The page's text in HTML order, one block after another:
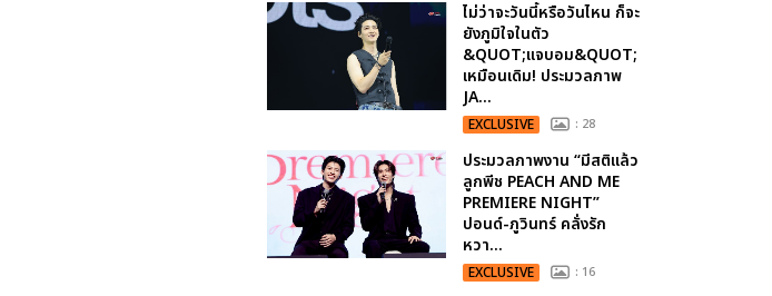
ไม่ว่าจะวันนี้หรือวันไหน ก็จะ
ยังภูมิใจในตัว
&QUOT;แจบอม&QUOT;
เหมือนเดิม! ประมวลภาพ
JA...
EXCLUSIVE : 28
ประมวลภาพงาน “มีสติแล้ว
ลูกพีช PEACH AND ME
PREMIERE NIGHT”
ปอนด์-ภูวินทร์ คลั่งรัก
หวา...
EXCLUSIVE : 16